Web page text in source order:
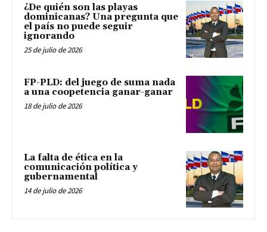
¿De quién son las playas
dominicanas? Una pregunta que
el país no puede seguir
ignorando
25 de julio de 2026
FP-PLD: del juego de suma nada
a una coopetencia ganar-ganar
18 de julio de 2026
La falta de ética en la
comunicación política y
gubernamental
14 de julio de 2026